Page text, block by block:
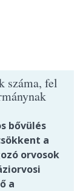
száma, fel
bővülés
a
orvosok
a